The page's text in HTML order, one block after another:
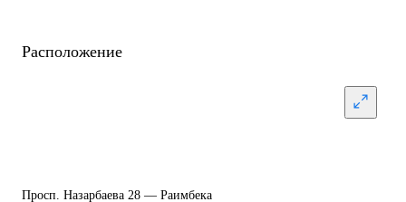
Расположение
Просп. Назарбаева 28 — Раимбека